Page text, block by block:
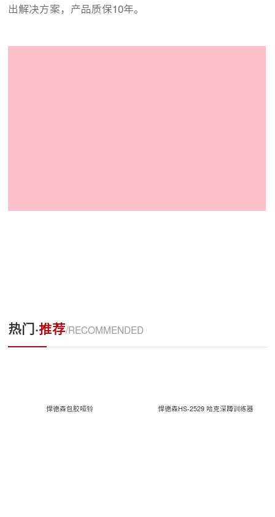
出解决方案，产品质保10年。
热门·推荐/RECOMMENDED
悍德森包胶哑铃 悍德森HS-2529 哈克深蹲训练器